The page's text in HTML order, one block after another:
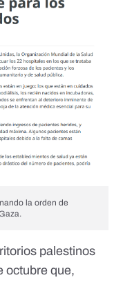
la orden de
palestinos
octubre que,